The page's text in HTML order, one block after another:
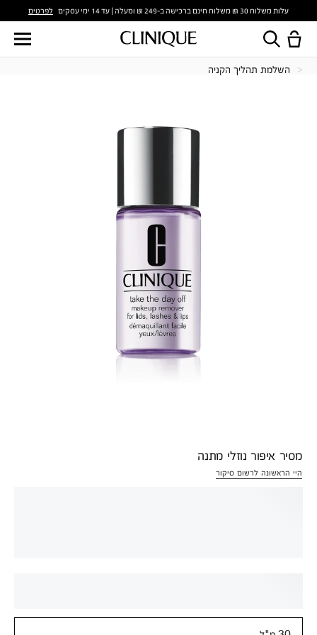
עלות משלוח 30 ₪ משלוח חינם ברכישה ב-249 ₪ ומעלה | עד 14 ימי עסקים לפרטים
השלמת תהליך הקניה
מסיר איפור נוזלי מתנה
היי הראשונה לרשום סיקור